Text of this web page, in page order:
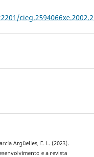
Argüelles, E. L. (2023).
e a revista